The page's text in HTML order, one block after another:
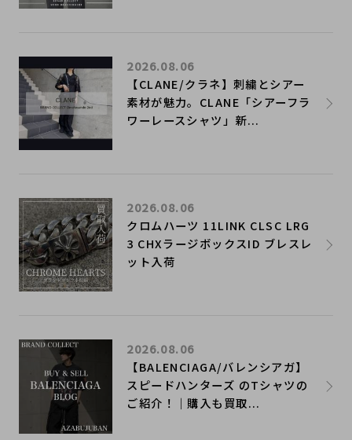
【CLANE/クラネ】刺繍とシアー
素材が魅力。CLANE「シアーフラ
ワーレースシャツ」新...
2026.08.06
クロムハーツ 11LINK CLSC LRG
3 CHXラージボックスID ブレスレ
ット入荷
2026.08.06
【BALENCIAGA/バレンシアガ】
スピードハンターズ のTシャツの
ご紹介！｜購入も買取...
2026.08.06